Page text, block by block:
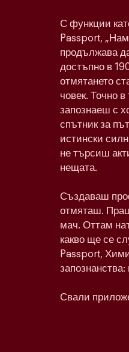
С функции
Passport,
продължава
достъпно в
отмятането
човек. Точно
запознаеш с
спътник за
истински
не търсиш
нещата.
Създаваш
отмяташ.
мач. Оттам
какво ще се
Passport,
Свали